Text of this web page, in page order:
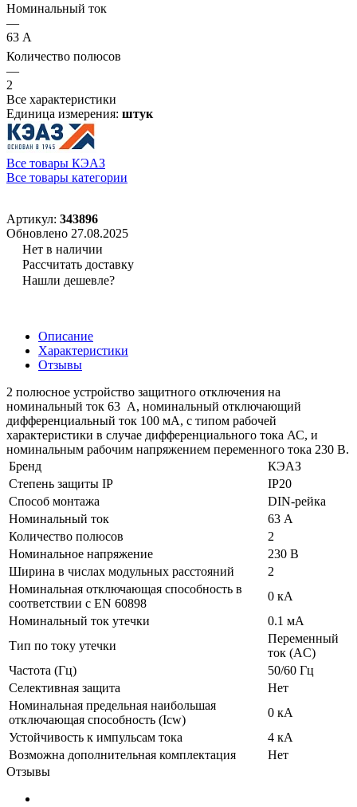
Номинальный ток
—
63 А
Количество полюсов
—
2
Все характеристики
Единица измерения: штук
Все товары КЭАЗ
Все товары категории
Артикул: 343896
Обновлено 27.08.2025
Нет в наличии
Рассчитать доставку
Нашли дешевле?
Описание
Характеристики
Отзывы
2 полюсное устройство защитного отключения на
номинальный ток 63 А, номинальный отключающий
дифференциальный ток 100 мА, с типом рабочей
характеристики в случае дифференциального тока АС, и
номинальным рабочим напряжением переменного тока 230 В.
Бренд
КЭАЗ
Степень защиты IP
IP20
Способ монтажа
DIN-рейка
Номинальный ток
63 А
Количество полюсов
2
Номинальное напряжение
230 В
Ширина в числах модульных расстояний
2
Номинальная отключающая способность в
соответствии с EN 60898
0 кА
Номинальный ток утечки
0.1 мА
Тип по току утечки
Переменный
ток (AC)
Частота (Гц)
50/60 Гц
Селективная защита
Нет
Номинальная предельная наибольшая
отключающая способность (Icw)
0 кА
Устойчивость к импульсам тока
4 кА
Возможна дополнительная комплектация
Нет
Отзывы